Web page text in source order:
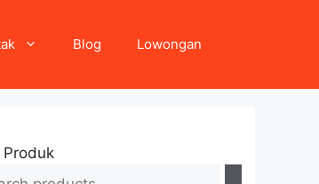
Blog Lowongan
Produk